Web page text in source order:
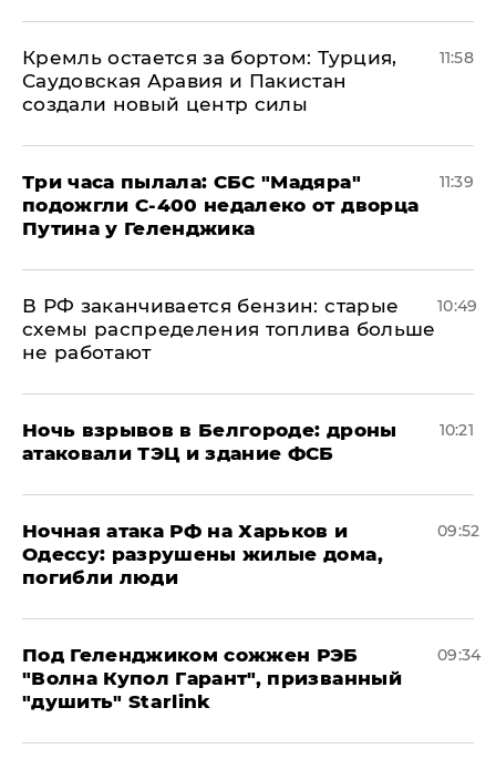
​Кремль остается за бортом: Турция,
Саудовская Аравия и Пакистан
создали новый центр силы
11:58
Три часа пылала: СБС "Мадяра"
подожгли С-400 недалеко от дворца
Путина у Геленджика
11:39
​В РФ заканчивается бензин: старые
схемы распределения топлива больше
не работают
10:49
​Ночь взрывов в Белгороде: дроны
атаковали ТЭЦ и здание ФСБ
10:21
​Ночная атака РФ на Харьков и
Одессу: разрушены жилые дома,
погибли люди
09:52
Под Геленджиком сожжен РЭБ
"Волна Купол Гарант", призванный
"душить" Starlink
09:34